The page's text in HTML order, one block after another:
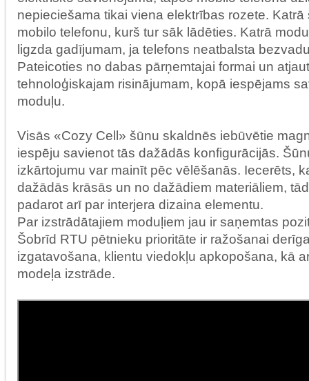
nepieciešama tikai viena elektrības rozete. Katrā
mobilo telefonu, kurš tur sāk lādēties. Katrā
ligzda gadījumam, ja telefons neatbalsta
Pateicoties no dabas pārņemtajai formai un
tehnoloģiskajam risinājumam, kopā iespējams
moduļu.
Visās «Cozy Cell» šūnu skaldnēs iebūvētie
iespēju savienot tās dažādās konfigurācijās.
izkārtojumu var mainīt pēc vēlēšanās. Iecerēts,
dažādās krāsās un no dažādiem materiāliem,
padarot arī par interjera dizaina elementu.
Par izstrādātajiem moduļiem jau ir saņemtas
Šobrīd RTU pētnieku prioritāte ir ražošanai
izgatavošana, klientu viedokļu apkopošana, kā
modeļa izstrāde.